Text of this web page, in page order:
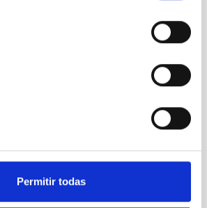
Permitir todas